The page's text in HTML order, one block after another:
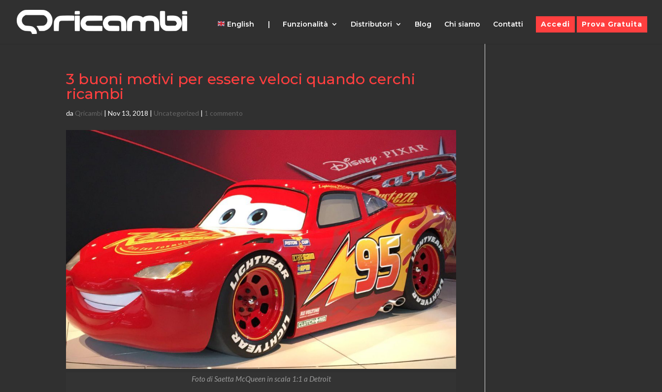
English | Funzionalità Distributori Blog Chi siamo Contatti Accedi Prova Gratuita
3 buoni motivi per essere veloci quando cerchi
ricambi
da Qricambi |Nov 13, 2018 | Uncategorized | 1 commento
Foto di Saetta McQueen in scala 1:1 a Detroit